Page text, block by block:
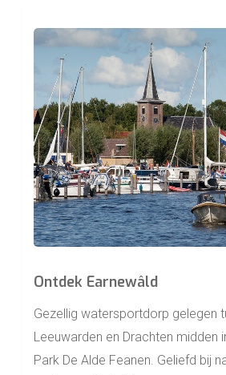
Ontdek Earnewâld
Gezellig watersportdorp gelegen
Leeuwarden en Drachten midden
Park De Alde Feanen. Geliefd bij
Learn
more